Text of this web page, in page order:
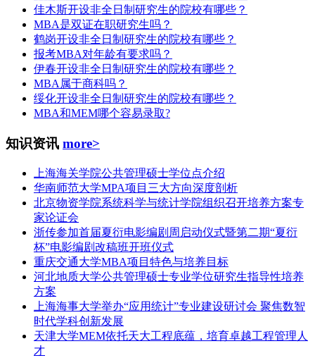
佳木斯开设非全日制研究生的院校有哪些？
MBA是双证在职研究生吗？
鹤岗开设非全日制研究生的院校有哪些？
报考MBA对年龄有要求吗？
伊春开设非全日制研究生的院校有哪些？
MBA属于商科吗？
绥化开设非全日制研究生的院校有哪些？
MBA和MEM哪个容易录取?
知识资讯 more>
上海海关学院公共管理硕士学位点介绍
华南师范大学MPA项目三大方向深度剖析
北京物资学院系统科学与统计学院组织召开培养方案专
家论证会
浙传参加首届夏衍电影编剧周启动仪式暨第二期“夏衍
杯”电影编剧改稿班开班仪式
重庆交通大学MBA项目特色与培养目标
河北地质大学公共管理硕士专业学位研究生指导性培养
方案
上海海事大学举办“应用统计”专业建设研讨会 聚焦数智
时代学科创新发展
天津大学MEM依托天大工程底蕴，培育卓越工程管理人
才